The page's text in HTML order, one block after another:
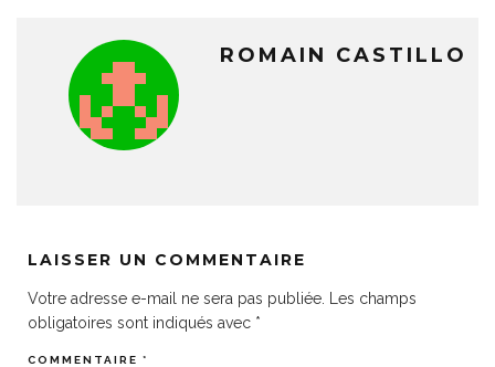
ROMAIN CASTILLO
LAISSER UN COMMENTAIRE
Votre adresse e-mail ne sera pas publiée.
Les champs
obligatoires sont indiqués avec *
COMMENTAIRE *